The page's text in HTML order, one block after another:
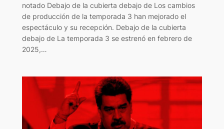
notado Debajo de la cubierta debajo de Los cambios
de producción de la temporada 3 han mejorado el
espectáculo y su recepción. Debajo de la cubierta
debajo de La temporada 3 se estrenó en febrero de
2025,…